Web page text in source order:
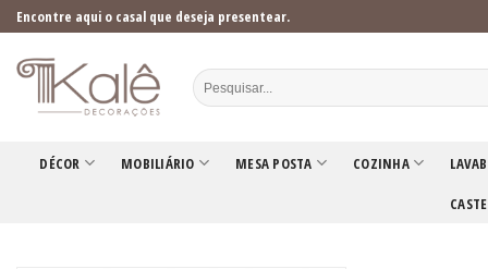
Skip
to
content
Encontre aqui o casal que deseja presentear.
DÉCOR MOBILIÁRIO MESA POSTA COZINHA